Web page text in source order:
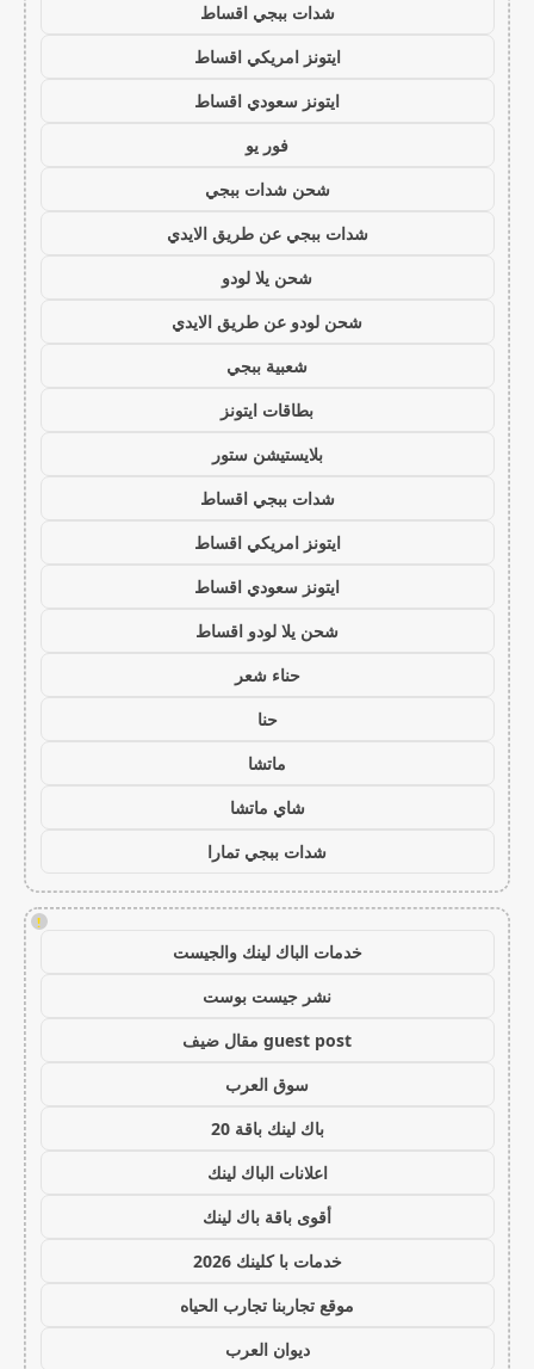
شدات ببجي اقساط
ايتونز امريكي اقساط
ايتونز سعودي اقساط
فور يو
شحن شدات ببجي
شدات ببجي عن طريق الايدي
شحن يلا لودو
شحن لودو عن طريق الايدي
شعبية ببجي
بطاقات ايتونز
بلايستيشن ستور
شدات ببجي اقساط
ايتونز امريكي اقساط
ايتونز سعودي اقساط
شحن يلا لودو اقساط
حناء شعر
حنا
ماتشا
شاي ماتشا
شدات ببجي تمارا
!
خدمات الباك لينك والجيست
نشر جيست بوست
guest post مقال ضيف
سوق العرب
باك لينك باقة 20
اعلانات الباك لينك
أقوى باقة باك لينك
خدمات با كلينك 2026
موقع تجاربنا تجارب الحياه
ديوان العرب